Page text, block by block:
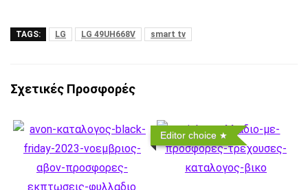
TAGS: LG LG 49UH668V smart tv
Σχετικές Προσφορές
Editor choice